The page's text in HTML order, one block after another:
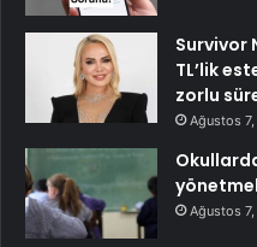
Survivor
TL’lik
zorlu
Ağustos
Ağustos